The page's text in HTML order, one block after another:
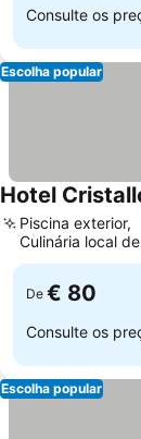
Consulte os
Escolha popular
Hotel
Piscina exterior,
Culinária local de
Mântua
De € 80
Consulte os
Escolha popular